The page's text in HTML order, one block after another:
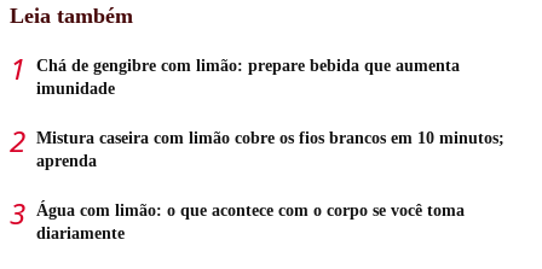
Leia também
Chá de gengibre com limão: prepare bebida que aumenta
imunidade
Mistura caseira com limão cobre os fios brancos em 10 minutos;
aprenda
Água com limão: o que acontece com o corpo se você toma
diariamente